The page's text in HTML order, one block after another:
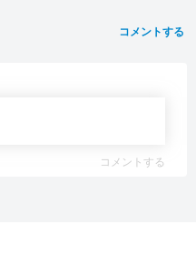
コメントする
コメントする